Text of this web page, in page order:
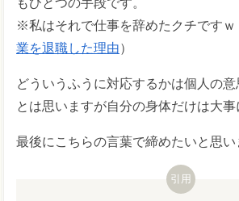
※私はそれで仕事を辞めたクチですｗ
業を退職した理由）
どういうふうに対応するかは個人の
とは思いますが自分の身体だけは大事
最後にこちらの言葉で締めたいと思い